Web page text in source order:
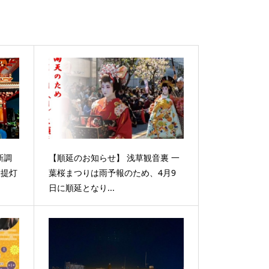
調
灯
【順延のお知らせ】 浅草観音裏 一
葉桜まつりは雨予報のため、4月9
日に順延となり...